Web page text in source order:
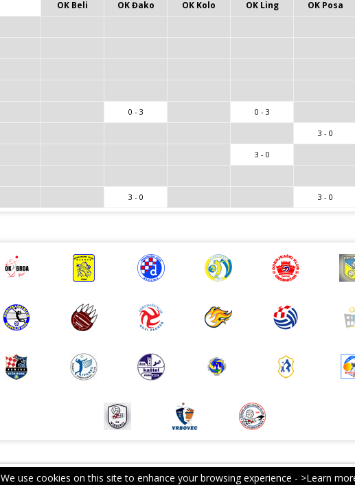
We use cookies on this site to enhance your browsing experience - >Learn
OK Beli OK Đako OK Kolo OK Ling OK Posa
0 - 3 0 - 3
3 - 0
3 - 0
3 - 0 3 - 0